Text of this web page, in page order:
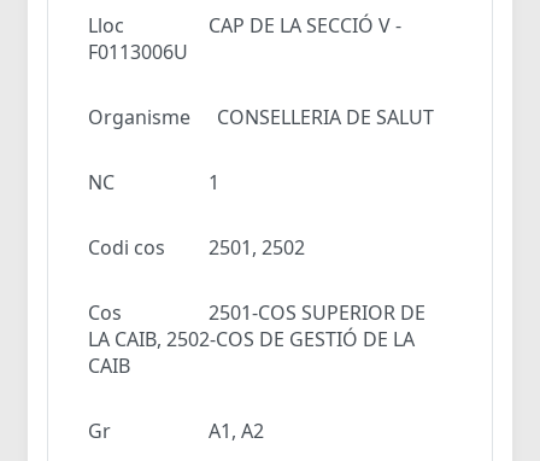
Lloc
CAP DE LA SECCIÓ V -
F0113006U
Organisme CONSELLERIA DE SALUT
NC 1
Codi cos 2501, 2502
Cos
2501-COS SUPERIOR DE
LA CAIB, 2502-COS DE GESTIÓ DE LA
CAIB
Gr A1, A2